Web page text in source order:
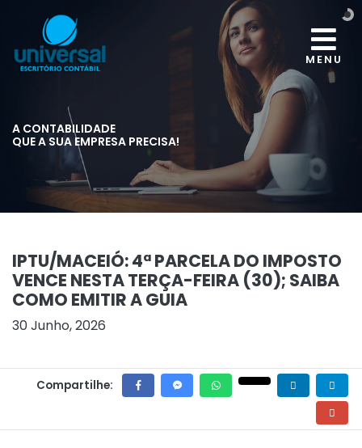
MENU
A CONTABILIDADE
QUE A SUA EMPRESA PRECISA!
IPTU/MACEIÓ: 4ª PARCELA DO IMPOSTO
VENCE NESTA TERÇA-FEIRA (30); SAIBA
COMO EMITIR A GUIA
30 Junho, 2026
Compartilhe: